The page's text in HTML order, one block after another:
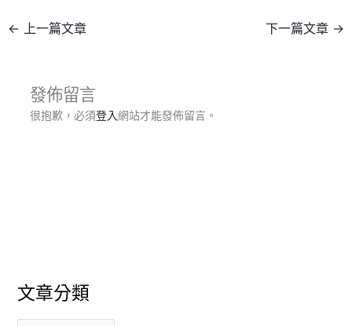
← 上一篇文章 下一篇文章 →
發佈留言
很抱歉，必須登入網站才能發佈留言。
文章分類